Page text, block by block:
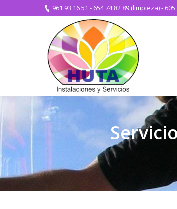
961 93 16 51 - 654 74 82 89 (limpieza)-